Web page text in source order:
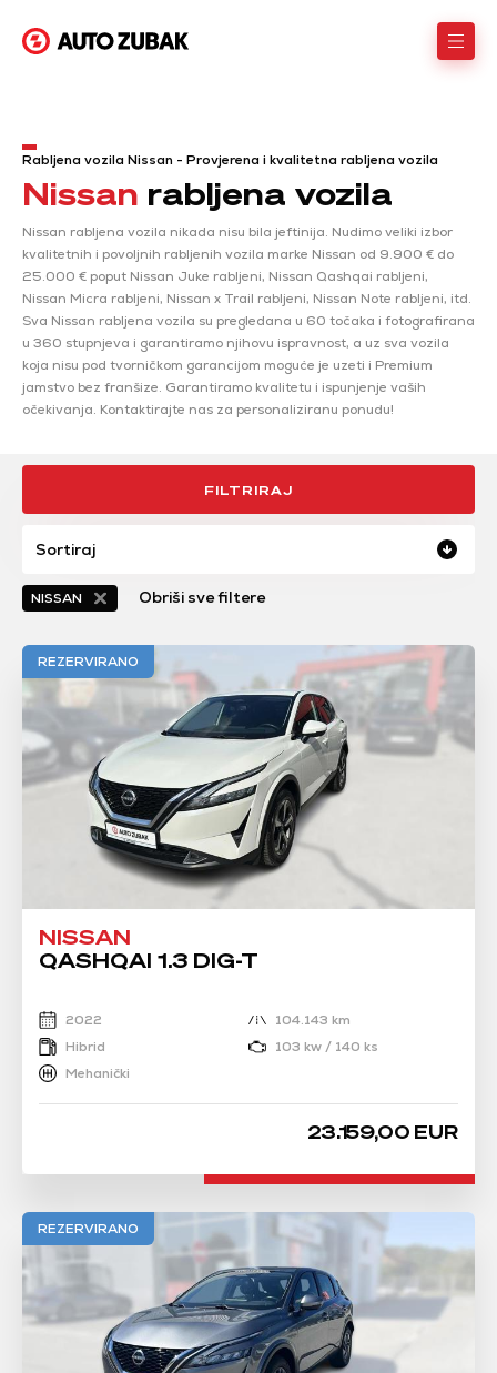
Nissan rabljena vozila
Nissan rabljena vozila nikada nisu bila jeftinija. Nudimo veliki izbor
kvalitetnih i povoljnih rabljenih vozila marke Nissan od 9.900 € do
25.000 € poput Nissan Juke rabljeni, Nissan Qashqai rabljeni,
Nissan Micra rabljeni, Nissan x Trail rabljeni, Nissan Note rabljeni, itd.
Sva Nissan rabljena vozila su pregledana u 60 točaka i fotografirana
u 360 stupnjeva i garantiramo njihovu ispravnost, a uz sva vozila
koja nisu pod tvorničkom garancijom moguće je uzeti i Premium
jamstvo bez franšize. Garantiramo kvalitetu i ispunjenje vaših
očekivanja. Kontaktirajte nas za personaliziranu ponudu!
Rabljena vozila Nissan - Provjerena i kvalitetna rabljena vozila
FILTRIRAJ
Sortiraj
NISSAN Obriši sve filtere
REZERVIRANO
NISSAN
QASHQAI 1.3 DIG-T
2022
104.143 km
Hibrid
103 kw / 140 ks
Mehanički
23.159,00 EUR
REZERVIRANO